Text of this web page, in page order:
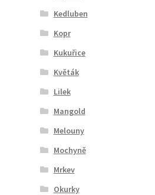
Kedluben
Kopr
Kukuřice
Květák
Lilek
Mangold
Melouny
Mochyně
Mrkev
Okurky